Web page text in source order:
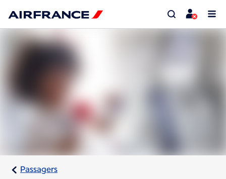
Passagers